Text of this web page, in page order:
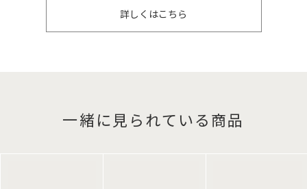
詳しくはこちら
一緒に見られている商品